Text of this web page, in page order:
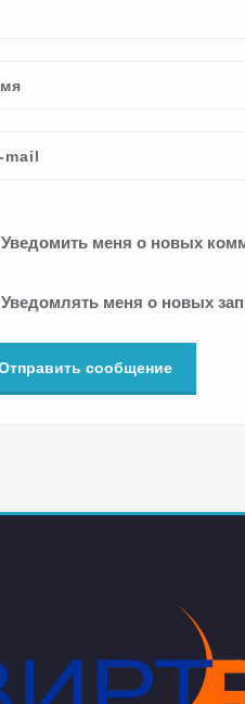
Уведомить меня о новых
Уведомлять меня о новых